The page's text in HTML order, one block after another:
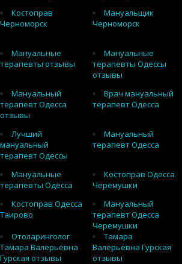
Костоправ
Черноморск
Мануальщик
Черноморск
Мануальные
терапевты отзывы
Мануальные
терапевты Одессы
отзывы
Мануальный
терапевт Одесса
отзывы
Врач мануальный
терапевт Одесса
Лучший
мануальный
терапевт Одессы
Мануальный
терапевт Одесса
Мануальные
терапевты Одесса
Костоправ Одесса
Черемушки
Костоправ Одесса
Таирово
Мануальный
терапевт Одесса
Черемушки
Отоларинголог
Тамара Валерьевна
Гурская отзывы
Тамара
Валерьевна Гурская
отзывы